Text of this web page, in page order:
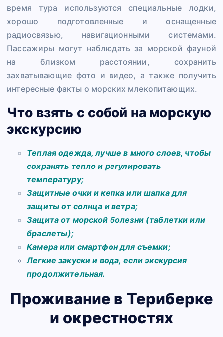
время тура используются специальные лодки,
хорошо подготовленные и оснащенные
радиосвязью, навигационными системами.
Пассажиры могут наблюдать за морской фауной
на близком расстоянии, сохранить
захватывающие фото и видео, а также получить
интересные факты о морских млекопитающих.
Что взять с собой на морскую
экскурсию
Теплая одежда, лучше в много слоев, чтобы
сохранять тепло и регулировать
температуру;
Защитные очки и кепка или шапка для
защиты от солнца и ветра;
Защита от морской болезни (таблетки или
браслеты);
Камера или смартфон для съемки;
Легкие закуски и вода, если экскурсия
продолжительная.
Проживание в Териберке
и окрестностях